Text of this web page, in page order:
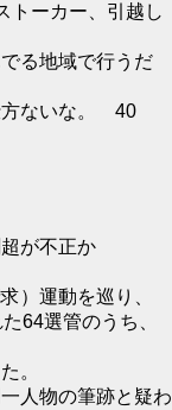
トーカー、引越し
る地域で行うだ
方ないな。 40
が不正か
）運動を巡り、
64選管のうち、
。
人物の筆跡と疑わ